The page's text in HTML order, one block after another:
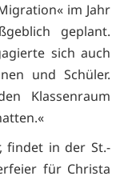
im Jahr
geplant.
sich auch
und Schüler.
Klassenraum
findet in der St.-
für Christa